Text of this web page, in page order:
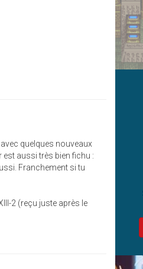
quelques nouveaux
aussi très bien fichu :
Franchement si tu
2 (reçu juste après le